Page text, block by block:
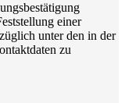
einer
unter den in der
zu